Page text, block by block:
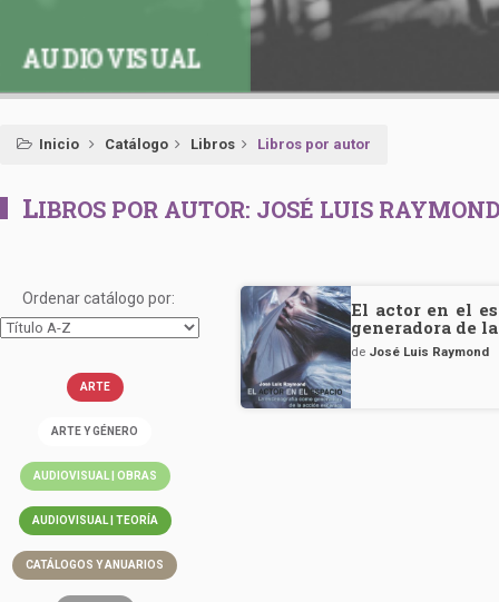
AUDIOVISUAL
Inicio Catálogo Libros Libros por autor
LIBROS POR AUTOR: JOSÉ LUIS
Ordenar catálogo por:
ARTE
ARTE Y GÉNERO
AUDIOVISUAL | OBRAS
AUDIOVISUAL | TEORÍA
CATÁLOGOS Y ANUARIOS
El actor en el
generadora de
de José Luis Raymond